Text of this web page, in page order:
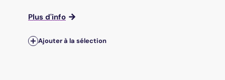
Plus d'info
Ajouter à la sélection